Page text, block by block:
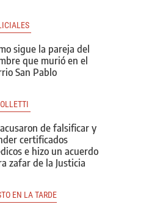
sigue la pareja del
que murió en el
San Pablo
de falsificar y
certificados
e hizo un acuerdo
zafar de la Justicia
EN LA TARDE